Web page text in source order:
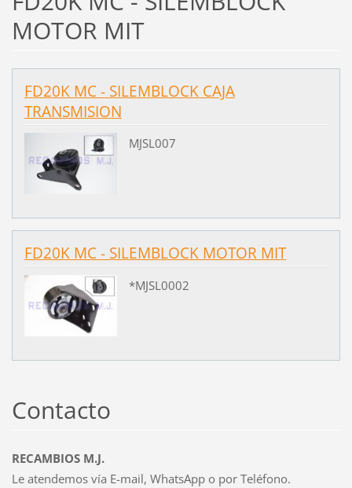
MOTOR MIT
FD20K MC - SILEMBLOCK CAJA
TRANSMISION
MJSL007
FD20K MC - SILEMBLOCK MOTOR MIT
*MJSL0002
Contacto
RECAMBIOS M.J.
Le atendemos vía E-mail, WhatsApp o por Teléfono.